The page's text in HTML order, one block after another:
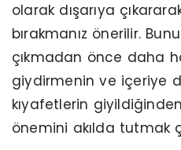
olarak dışarıya
bırakmanız önerilir.
çıkmadan önce daha
giydirmenin ve içeriye
kıyafetlerin
önemini akılda tutmak